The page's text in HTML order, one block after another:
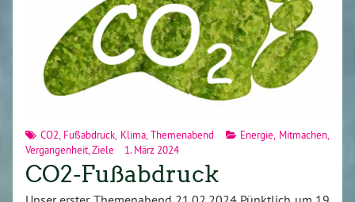
CO2 Fußabdruck Klima,Themenabend Energie Mitmachen
Vergangenheit Ziele 1. März 2024
CO2-Fußabdruck